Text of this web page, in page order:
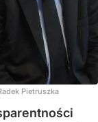
Pietruszka